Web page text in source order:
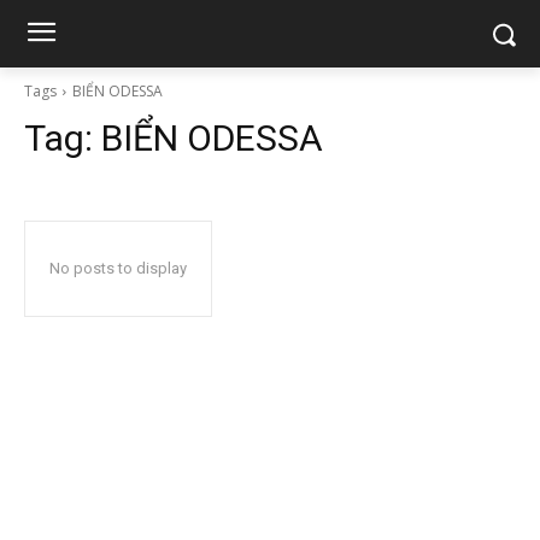
Tags BIỂN ODESSA
Tag: BIỂN ODESSA
No posts to display